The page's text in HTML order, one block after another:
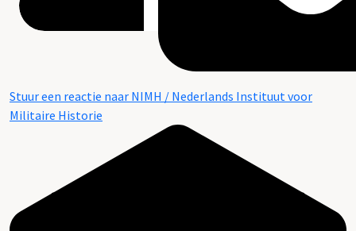
Stuur een reactie naar NIMH / Nederlands Instituut voor
Militaire Historie